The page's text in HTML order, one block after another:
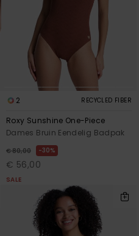
2 RECYCLED FIBER
Roxy Sunshine One-Piece
Dames Bruin Eendelig Badpak
€ 80,00 30%
€ 56,00
SALE